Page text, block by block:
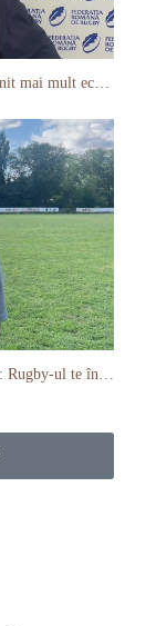
Stejarul Iulian Hartig: A fost un turneu care a unit mai mult echipa